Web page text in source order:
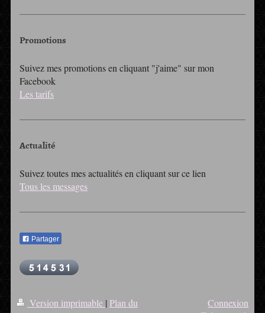
Promotions
Suivez mes promotions en cliquant "j'aime" sur mon
Facebook
Les tarifs
Actualité
Suivez toutes mes actualités en cliquant sur ce lien
Tous les messages
Partager
Version imprimable | Plan du
Connexion